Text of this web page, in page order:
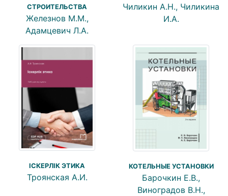
СТРОИТЕЛЬСТВА
Железнов М.М.,
Адамцевич Л.А.
Чиликин А.Н., Чиликина
И.А.
ІСКЕРЛІК ЭТИКА
Троянская А.И.
КОТЕЛЬНЫЕ УСТАНОВКИ
Барочкин Е.В.,
Виноградов В.Н.,